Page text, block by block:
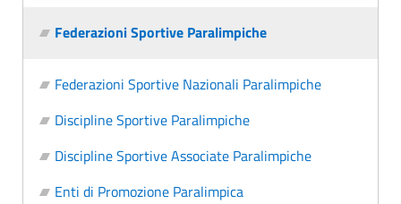
Federazioni Sportive Paralimpiche
Federazioni Sportive Nazionali Paralimpiche
Discipline Sportive Paralimpiche
Discipline Sportive Associate Paralimpiche
Enti di Promozione Paralimpica